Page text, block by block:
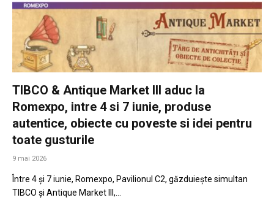
TIBCO & Antique Market III aduc la
Romexpo, intre 4 si 7 iunie, produse
autentice, obiecte cu poveste si idei pentru
toate gusturile
9 mai 2026
Între 4 și 7 iunie, Romexpo, Pavilionul C2, găzduiește simultan
TIBCO și Antique Market III,…